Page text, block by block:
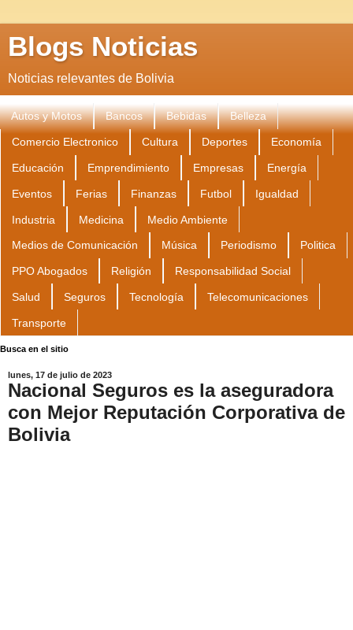
Blogs Noticias
Noticias relevantes de Bolivia
Autos y Motos Bancos Bebidas Belleza
Comercio Electronico Cultura Deportes Economía
Educación Emprendimiento Empresas Energía
Eventos Ferias Finanzas Futbol Igualdad
Industria Medicina Medio Ambiente
Medios de Comunicación Música Periodismo Politica
PPO Abogados Religión Responsabilidad Social
Salud Seguros Tecnología Telecomunicaciones
Transporte
Busca en el sitio
lunes, 17 de julio de 2023
Nacional Seguros es la aseguradora
con Mejor Reputación Corporativa de
Bolivia